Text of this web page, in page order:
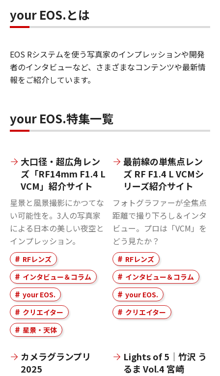
your EOS.とは
EOS Rシステムを使う写真家のインプレッションや開発
者のインタビューなど、さまざまなコンテンツや最新情
報をご紹介しています。
your EOS.特集一覧
大口径・超広角レン
ズ「RF14mm F1.4 L
VCM」紹介サイト
星景と風景撮影にかつてな
い可能性を。3人の写真家
による日本の美しい夜空と
インプレッション。
RFレンズ
インタビュー＆コラム
your EOS.
クリエイター
星景・天体
最前線の単焦点レン
ズ RF F1.4 L VCMシ
リーズ紹介サイト
フォトグラファーが全焦点
距離で撮り下ろし＆インタ
ビュー。プロは「VCM」を
どう見たか？
RFレンズ
インタビュー＆コラム
your EOS.
クリエイター
カメラグランプリ
2025
Lights of 5｜竹沢 う
るま Vol.4 宮崎